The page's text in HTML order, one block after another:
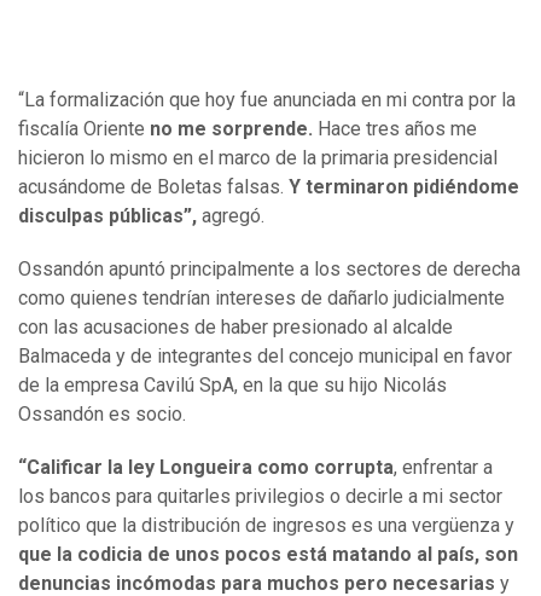
“La formalización que hoy fue anunciada en mi contra por la
fiscalía Oriente no me sorprende. Hace tres años me
hicieron lo mismo en el marco de la primaria presidencial
acusándome de Boletas falsas. Y terminaron pidiéndome
disculpas públicas”, agregó.
Ossandón apuntó principalmente a los sectores de derecha
como quienes tendrían intereses de dañarlo judicialmente
con las acusaciones de haber presionado al alcalde
Balmaceda y de integrantes del concejo municipal en favor
de la empresa Cavilú SpA, en la que su hijo Nicolás
Ossandón es socio.
“Calificar la ley Longueira como corrupta, enfrentar a
los bancos para quitarles privilegios o decirle a mi sector
político que la distribución de ingresos es una vergüenza y
que la codicia de unos pocos está matando al país, son
denuncias incómodas para muchos pero necesarias y